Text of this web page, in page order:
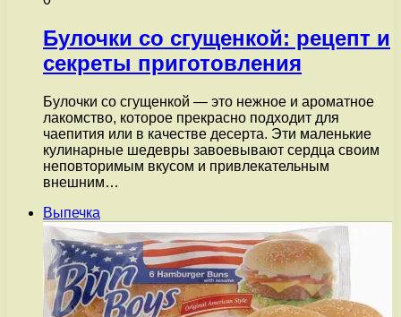
Булочки со сгущенкой: рецепт и
секреты приготовления
Булочки со сгущенкой — это нежное и ароматное
лакомство, которое прекрасно подходит для
чаепития или в качестве десерта. Эти маленькие
кулинарные шедевры завоевывают сердца своим
неповторимым вкусом и привлекательным
внешним…
Выпечка